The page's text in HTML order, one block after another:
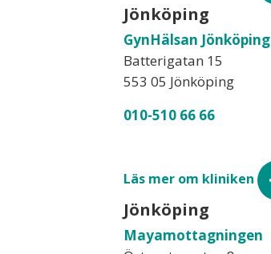
Jönköping
GynHälsan Jönköping
Batterigatan 15
553 05 Jönköping
010-510 66 66
Läs mer om kliniken
Jönköping
Mayamottagningen